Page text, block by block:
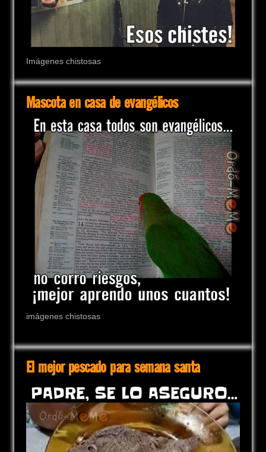
Imágenes chistosas
Mascota en casa de evangélicos
imágenes chistosas
El mejor pescado para semana santa